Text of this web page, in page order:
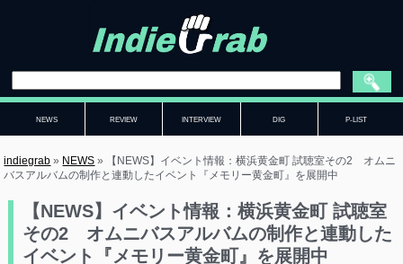
NEWS REVIEW INTERVIEW DIG P-LIST
indiegrab » NEWS »
【NEWS】イベント情報：横浜黄金町 試聴室その2 オムニ
バスアルバムの制作と連動したイベント『メモリー黄金町』を展開中
【NEWS】イベント情報：横浜黄金町 試聴室
その2 オムニバスアルバムの制作と連動した
イベント『メモリー黄金町』を展開中